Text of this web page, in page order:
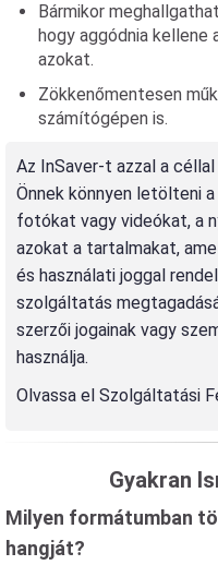
Bármikor
hogy aggódnia
azokat.
Zökkenőmentesen
számítógépen is.
Az InSaver-t azzal a
Önnek könnyen letölteni
fotókat vagy videókat, a
azokat a tartalmakat,
és használati joggal
szolgáltatás
szerzői jogainak vagy
használja.
Olvassa el Szolgáltatási
Gyakran
Milyen formátumban
hangját?